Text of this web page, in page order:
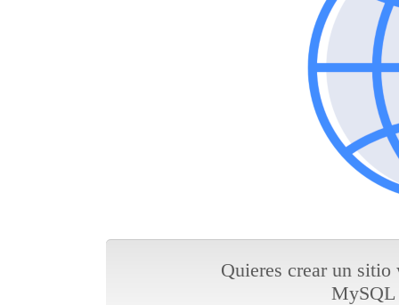
Quieres crear un sitio
MySQL